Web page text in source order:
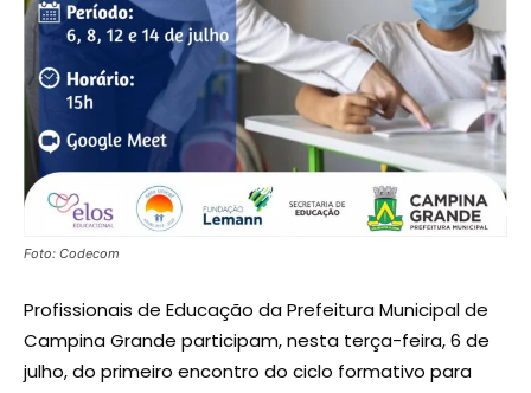
Foto: Codecom
Profissionais de Educação da Prefeitura Municipal de
Campina Grande participam, nesta terça-feira, 6 de
julho, do primeiro encontro do ciclo formativo para